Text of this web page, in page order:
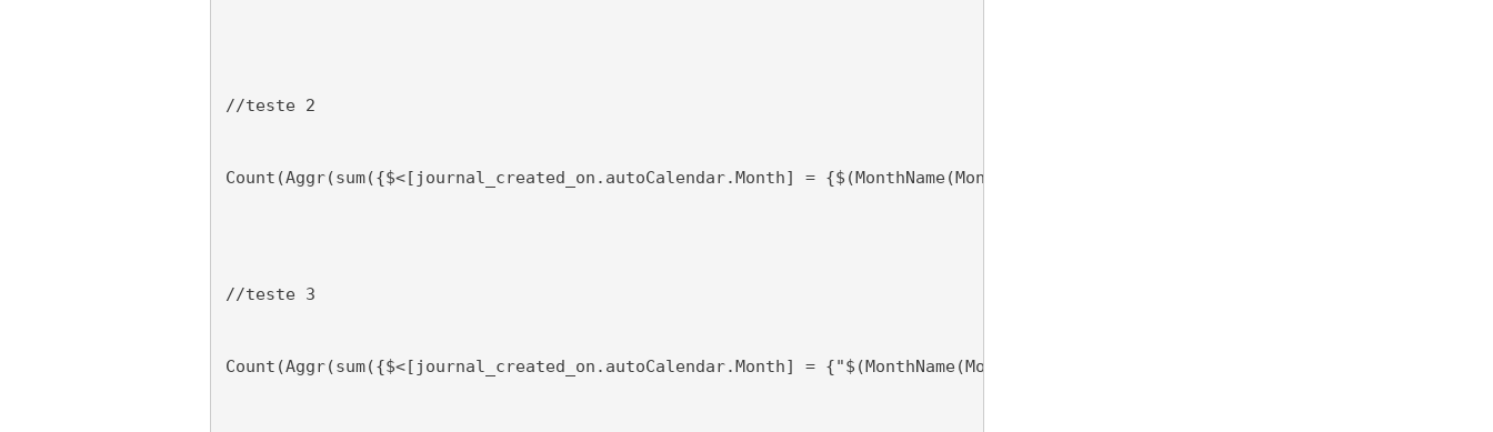
//teste 2
Count(Aggr(sum({$<[journal_created_on.autoCalendar.Month] = {$(MonthName(Month(Today())- 1))}>}journal_id),journal_id))
//teste 3
Count(Aggr(sum({$<[journal_created_on.autoCalendar.Month] = {"$(MonthName(Month(Today())- 1))"}>}journal_id),journal_id))